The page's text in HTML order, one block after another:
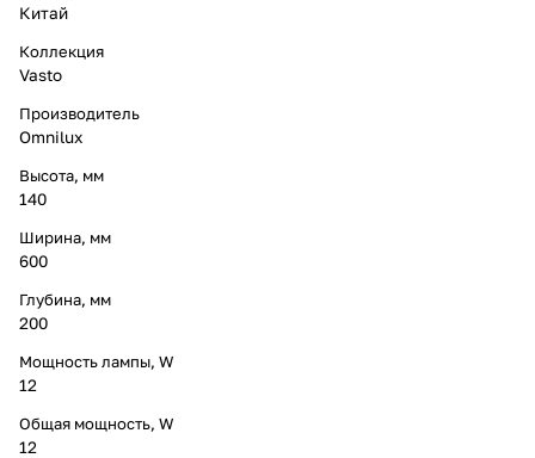
Китай
Коллекция
Vasto
Производитель
Omnilux
Высота, мм
140
Ширина, мм
600
Глубина, мм
200
Мощность лампы, W
12
Общая мощность, W
12